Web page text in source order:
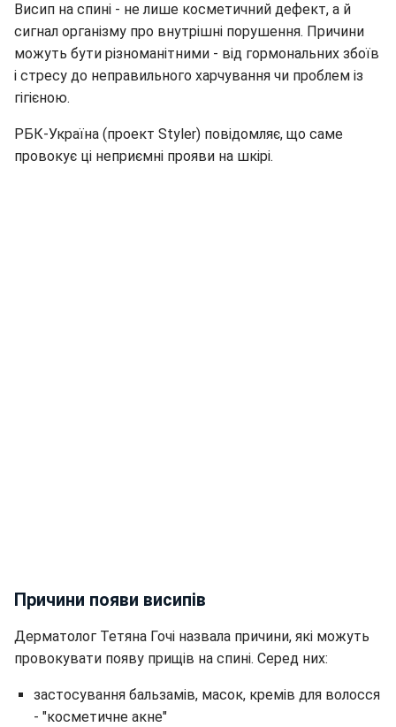
Висип на спині - не лише косметичний дефект, а й
сигнал організму про внутрішні порушення. Причини
можуть бути різноманітними - від гормональних збоїв
і стресу до неправильного харчування чи проблем із
гігієною.
РБК-Україна (проект Styler) повідомляє, що саме
провокує ці неприємні прояви на шкірі.
Причини появи висипів
Дерматолог Тетяна Гочі назвала причини, які можуть
провокувати появу прищів на спині. Серед них:
застосування бальзамів, масок, кремів для волосся
- "косметичне акне"